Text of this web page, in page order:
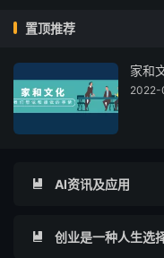
置顶推荐
家和
 AI资讯及应用
 创业是一种人生选